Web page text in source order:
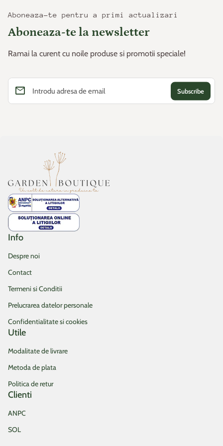
Aboneaza-te pentru a primi actualizari
Aboneaza-te la newsletter
Ramai la curent cu noile produse si promotii speciale!
Introdu adresa de email
email
Info
Despre noi
Contact
Termeni si Conditii
Prelucrarea datelor personale
Confidentialitate si cookies
Utile
Modalitate de livrare
Metoda de plata
Politica de retur
Clienti
ANPC
SOL